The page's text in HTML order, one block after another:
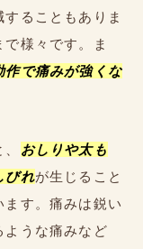
ることもありま
様々です。ま
作で痛みが強くな
おしりや太も
びれが生じること
す。痛みは鋭い
ような痛みなど